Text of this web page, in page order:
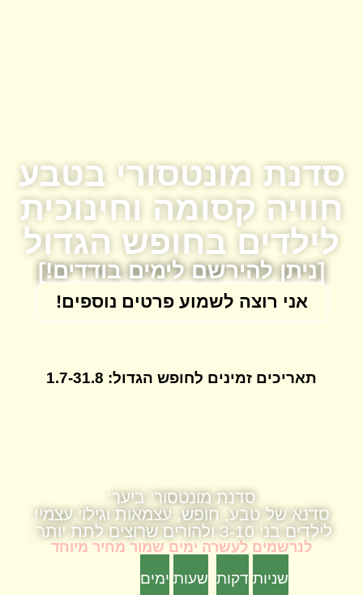
סדנת מונטסורי בטבע
חוויה קסומה וחינוכית
לילדים בחופש הגדול
[ניתן להירשם לימים בודדים!]
אני רוצה לשמוע פרטים נוספים!
תאריכים זמינים לחופש הגדול: 1.7-31.8
סדנת מונטסורי ביער:
סדנא של טבע, חופש, עצמאות וגילוי עצמי!
לילדים בני 3-10 ולהורים שרוצים לתת יותר.
לנרשמים לעשרה ימים שמור מחיר מיוחד
ימים שעות דקות שניות